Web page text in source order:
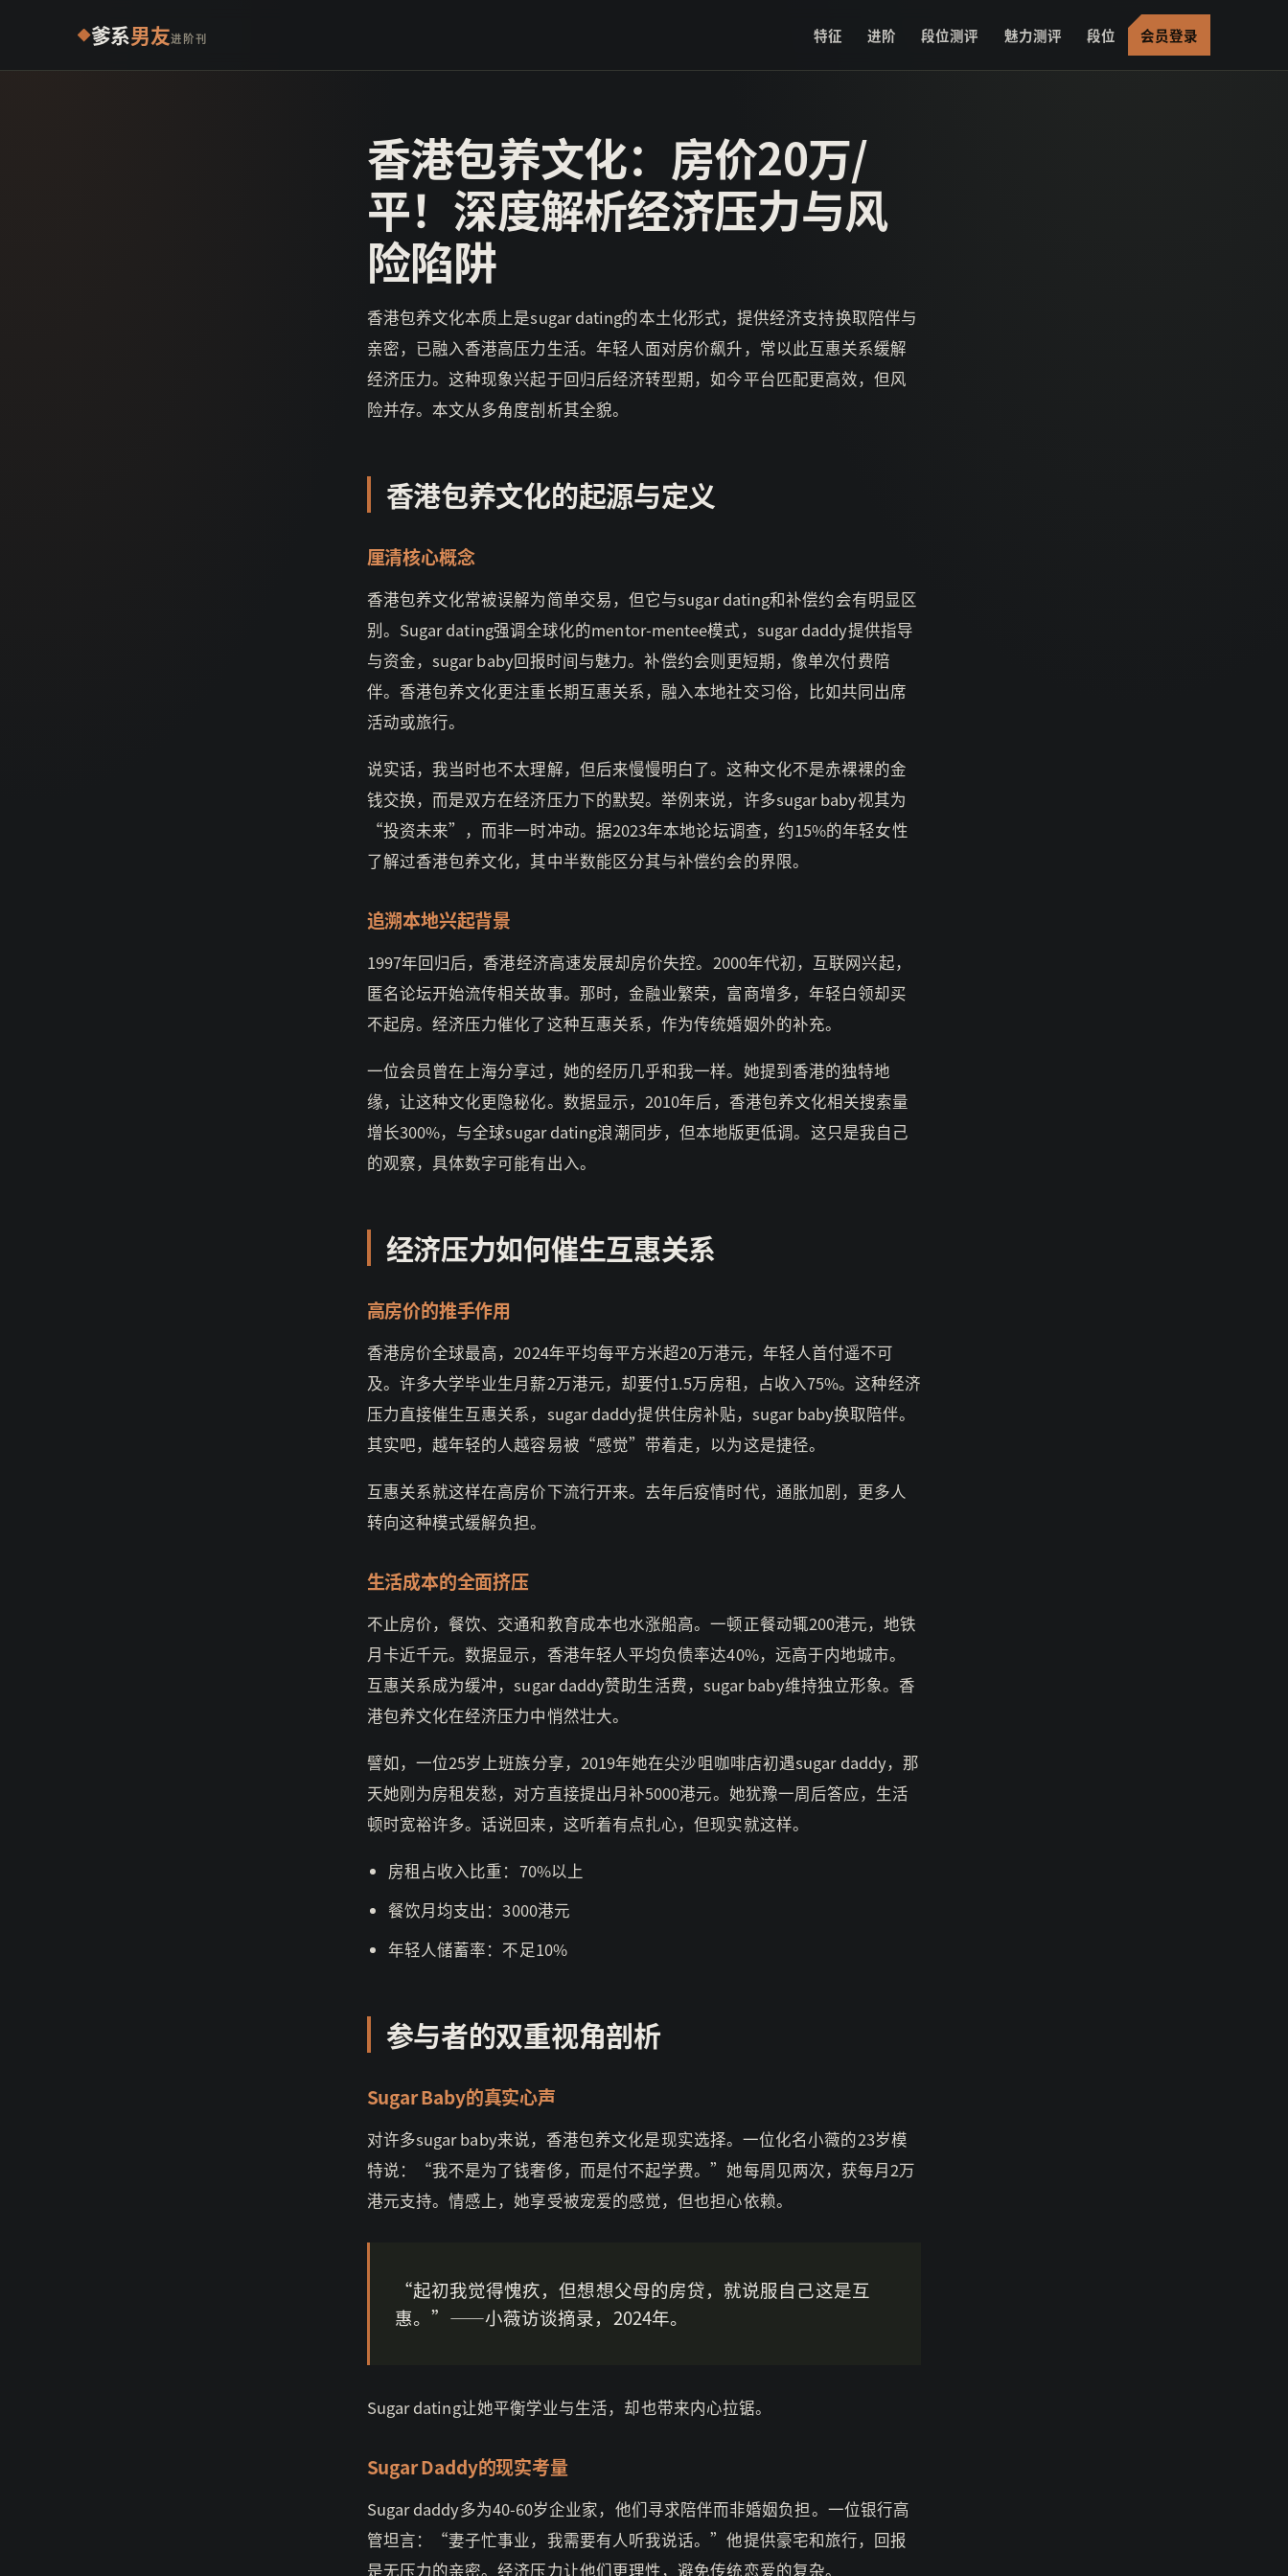
爹系男友进阶刊 特征 进阶 段位测评 魅力测评 段位 会员登录
香港包养文化：房价20万/
平！深度解析经济压力与风
险陷阱
香港包养文化本质上是sugar dating的本土化形式，提供经济支持换取陪伴与
亲密，已融入香港高压力生活。年轻人面对房价飙升，常以此互惠关系缓解
经济压力。这种现象兴起于回归后经济转型期，如今平台匹配更高效，但风
险并存。本文从多角度剖析其全貌。
香港包养文化的起源与定义
厘清核心概念
香港包养文化常被误解为简单交易，但它与sugar dating和补偿约会有明显区
别。Sugar dating强调全球化的mentor-mentee模式，sugar daddy提供指导
与资金，sugar baby回报时间与魅力。补偿约会则更短期，像单次付费陪
伴。香港包养文化更注重长期互惠关系，融入本地社交习俗，比如共同出席
活动或旅行。
说实话，我当时也不太理解，但后来慢慢明白了。这种文化不是赤裸裸的金
钱交换，而是双方在经济压力下的默契。举例来说，许多sugar baby视其为
“投资未来”，而非一时冲动。据2023年本地论坛调查，约15%的年轻女性
了解过香港包养文化，其中半数能区分其与补偿约会的界限。
追溯本地兴起背景
1997年回归后，香港经济高速发展却房价失控。2000年代初，互联网兴起，
匿名论坛开始流传相关故事。那时，金融业繁荣，富商增多，年轻白领却买
不起房。经济压力催化了这种互惠关系，作为传统婚姻外的补充。
一位会员曾在上海分享过，她的经历几乎和我一样。她提到香港的独特地
缘，让这种文化更隐秘化。数据显示，2010年后，香港包养文化相关搜索量
增长300%，与全球sugar dating浪潮同步，但本地版更低调。这只是我自己
的观察，具体数字可能有出入。
经济压力如何催生互惠关系
高房价的推手作用
香港房价全球最高，2024年平均每平方米超20万港元，年轻人首付遥不可
及。许多大学毕业生月薪2万港元，却要付1.5万房租，占收入75%。这种经济
压力直接催生互惠关系，sugar daddy提供住房补贴，sugar baby换取陪伴。
其实吧，越年轻的人越容易被“感觉”带着走，以为这是捷径。
互惠关系就这样在高房价下流行开来。去年后疫情时代，通胀加剧，更多人
转向这种模式缓解负担。
生活成本的全面挤压
不止房价，餐饮、交通和教育成本也水涨船高。一顿正餐动辄200港元，地铁
月卡近千元。数据显示，香港年轻人平均负债率达40%，远高于内地城市。
互惠关系成为缓冲，sugar daddy赞助生活费，sugar baby维持独立形象。香
港包养文化在经济压力中悄然壮大。
譬如，一位25岁上班族分享，2019年她在尖沙咀咖啡店初遇sugar daddy，那
天她刚为房租发愁，对方直接提出月补5000港元。她犹豫一周后答应，生活
顿时宽裕许多。话说回来，这听着有点扎心，但现实就这样。
房租占收入比重：70%以上
餐饮月均支出：3000港元
年轻人储蓄率：不足10%
参与者的双重视角剖析
Sugar Baby的真实心声
对许多sugar baby来说，香港包养文化是现实选择。一位化名小薇的23岁模
特说：“我不是为了钱奢侈，而是付不起学费。”她每周见两次，获每月2万
港元支持。情感上，她享受被宠爱的感觉，但也担心依赖。
“起初我觉得愧疚，但想想父母的房贷，就说服自己这是互
惠。”——小薇访谈摘录，2024年。
Sugar dating让她平衡学业与生活，却也带来内心拉锯。
Sugar Daddy的现实考量
Sugar daddy多为40-60岁企业家，他们寻求陪伴而非婚姻负担。一位银行高
管坦言：“妻子忙事业，我需要有人听我说话。”他提供豪宅和旅行，回报
是无压力的亲密。经济压力让他们更理性，避免传统恋爱的复杂。